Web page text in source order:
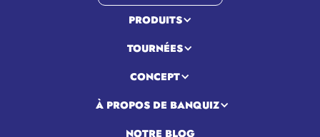
PRODUITS
TOURNÉES
CONCEPT
À PROPOS DE BANQUIZ
NOTRE BLOG